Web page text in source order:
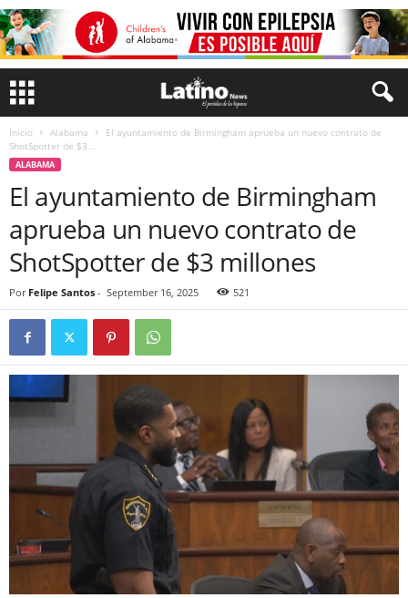
Inicio Alabama
El ayuntamiento de Birmingham aprueba un nuevo contrato de
ShotSpotter de $3...
ALABAMA
El ayuntamiento de Birmingham
aprueba un nuevo contrato de
ShotSpotter de $3 millones
Por Felipe Santos - September 16, 2025 521